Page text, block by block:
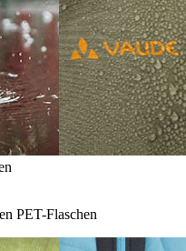
PET-Flaschen